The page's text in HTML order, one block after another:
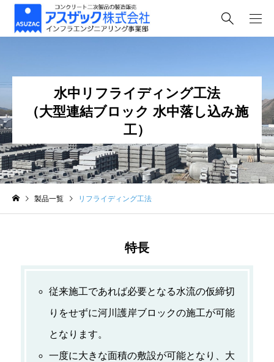
水中リフライディング工法
（大型連結ブロック 水中落し込み施
工）
製品一覧 リフライディング工法
特長
従来施工であれば必要となる水流の仮締切
りをせずに河川護岸ブロックの施工が可能
となります。
一度に大きな面積の敷設が可能となり、大